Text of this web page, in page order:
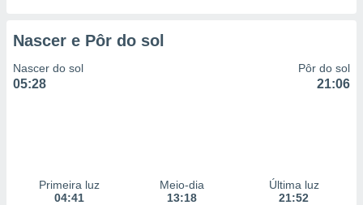
Nascer e Pôr do sol
Nascer do sol
05:28
Pôr do sol
21:06
Primeira luz
04:41
Meio-dia
13:18
Última luz
21:52